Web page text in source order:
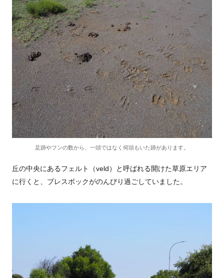
足跡やフンの数から、一頭ではなく何頭もいた跡があります。
丘の中央にあるフェルト（veld）と呼ばれる開けた草原エリア
に行くと、ブレスボックがのんびり過ごしていました。